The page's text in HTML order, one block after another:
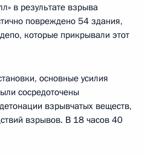
в результате взрыва
повреждено 54 здания,
которые прикрывали этот
основные усилия
сосредоточены
взрывчатых веществ,
взрывов. В 18 часов 40